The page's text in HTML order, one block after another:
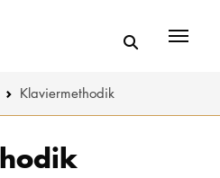
Klaviermethodik